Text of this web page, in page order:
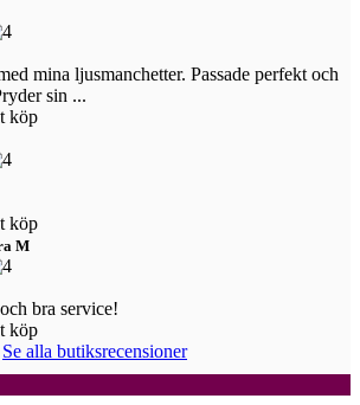
mina ljusmanchetter. Passade perfekt och
sin ...
köp
köp
M
bra service!
köp
Se alla butiksrecensioner